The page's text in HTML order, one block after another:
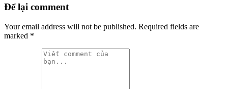
Để lại comment
Your email address will not be published. Required fields are
marked *